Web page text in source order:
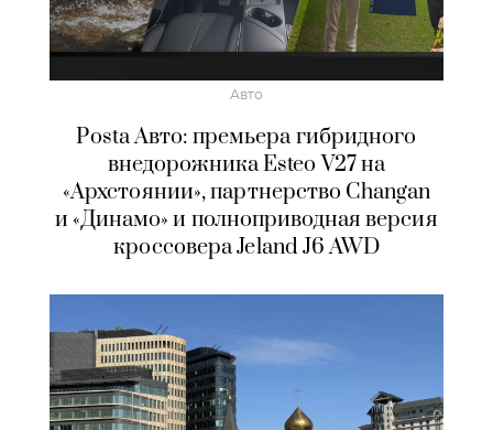
Авто
Posta Авто: премьера гибридного
внедорожника Esteo V27 на
«Архстоянии», партнерство Changan
и «Динамо» и полноприводная версия
кроссовера Jeland J6 AWD